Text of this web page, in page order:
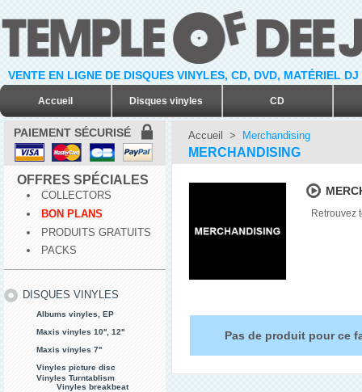
VENTE EN LIGNE DE DISQUES VINYLES, CD, DVD, MATÉRIEL
Accueil Disques vinyles CD
PAIEMENT SÉCURISÉ
OFFRES SPÉCIALES
COLLECTORS
BON PLANS
PRODUITS GRATUITS
PACKS
DISQUES VINYLES
Albums vinyles, EP
Maxis vinyles 10'', 12''
Maxis vinyles 7''
Vinyles picture disc
Vinyles Turntablism
Vinyles breakbeat
Accueil > Merchandising
MERCHANDISING
Retrouvez
Pas de produit pour ce